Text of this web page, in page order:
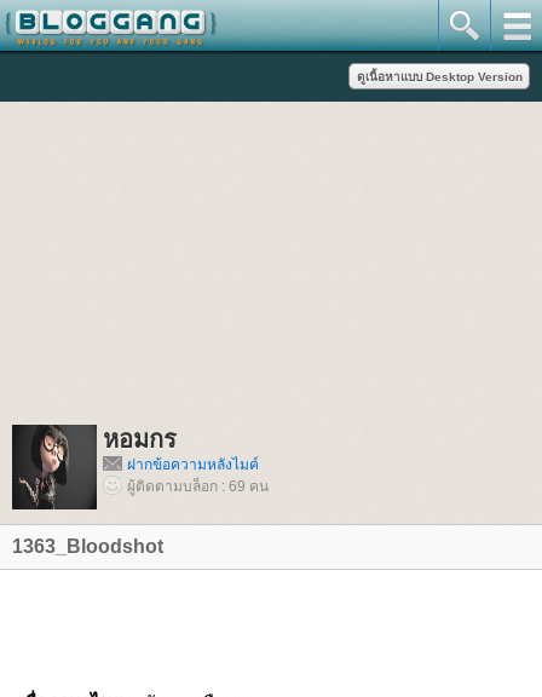
หอมกร
ฝากข้อความหลังไมค์
ผู้ติดตามบล็อก : 69 คน
1363_Bloodshot